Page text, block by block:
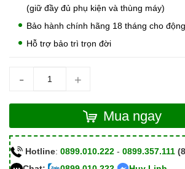
(giữ đầy đủ phụ kiện và thùng máy)
Bảo hành chính hãng 18 tháng cho
Hỗ trợ bảo trì trọn đời
- +
Mua ngay
Hotline: 0899.010.222 - 0899.357.111